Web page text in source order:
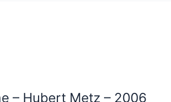
– Hubert Metz – 2006